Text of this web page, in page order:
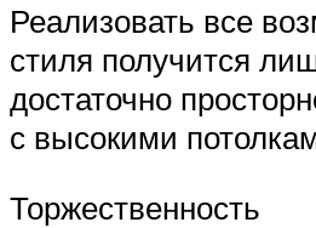
Реализовать все
стиля получится
достаточно
с высокими
Торжественность